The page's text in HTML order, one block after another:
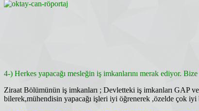
4-) Herkes yapacağı mesleğin iş imkanlarını merak ediyor.
Ziraat Bölümünün iş imkanları ; Devletteki iş imkanları GAP
bilerek,mühendisin yapacağı işleri iyi öğrenerek ,özelde çok